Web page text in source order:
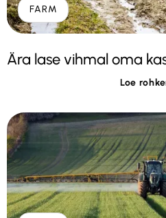
FARM
Ära lase vihmal oma
Loe